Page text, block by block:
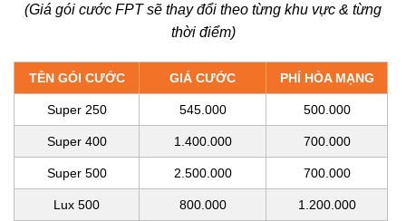
(Giá gói cước FPT sẽ thay đổi theo từng khu vực & từng
thời điểm)
TÊN GÓI CƯỚC GIÁ CƯỚC PHÍ HÒA MẠNG
Super 250 545.000 500.000
Super 400 1.400.000 700.000
Super 500 2.500.000 700.000
Lux 500 800.000 1.200.000